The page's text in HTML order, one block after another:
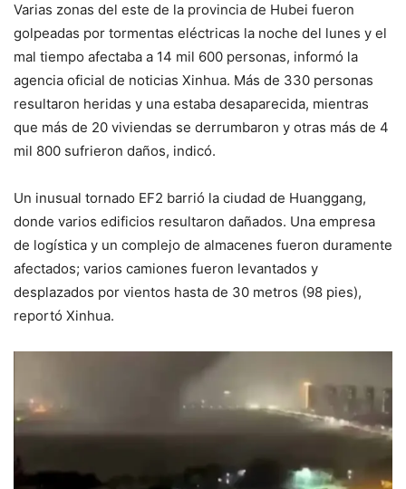
Varias zonas del este de la provincia de Hubei fueron
golpeadas por tormentas eléctricas la noche del lunes y el
mal tiempo afectaba a 14 mil 600 personas, informó la
agencia oficial de noticias Xinhua. Más de 330 personas
resultaron heridas y una estaba desaparecida, mientras
que más de 20 viviendas se derrumbaron y otras más de 4
mil 800 sufrieron daños, indicó.
Un inusual tornado EF2 barrió la ciudad de Huanggang,
donde varios edificios resultaron dañados. Una empresa
de logística y un complejo de almacenes fueron duramente
afectados; varios camiones fueron levantados y
desplazados por vientos hasta de 30 metros (98 pies),
reportó Xinhua.